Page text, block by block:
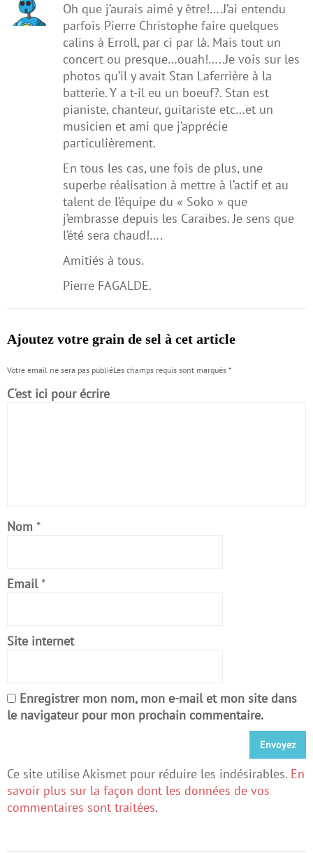
Oh que j’aurais aimé y être!….J’ai entendu
parfois Pierre Christophe faire quelques
calins à Erroll, par ci par là. Mais tout un
concert ou presque…ouah!…..Je vois sur les
photos qu’il y avait Stan Laferrière à la
batterie. Y a t-il eu un boeuf?. Stan est
pianiste, chanteur, guitariste etc…et un
musicien et ami que j’apprécie
particulièrement.
En tous les cas, une fois de plus, une
superbe réalisation à mettre à l’actif et au
talent de l’équipe du « Soko » que
j’embrasse depuis les Caraïbes. Je sens que
l’été sera chaud!….
Amitiés à tous.
Pierre FAGALDE.
Ajoutez votre grain de sel à cet article
Votre email ne sera pas publiéLes champs requis sont marqués *
C'est ici pour écrire
Nom *
Email *
Site internet
Enregistrer mon nom, mon e-mail et mon site dans
le navigateur pour mon prochain commentaire.
Ce site utilise Akismet pour réduire les indésirables. En
savoir plus sur la façon dont les données de vos
commentaires sont traitées.